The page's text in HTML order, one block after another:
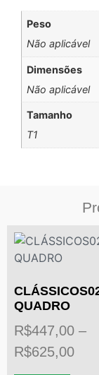
Peso
Não aplicável
Dimensões
Não aplicável
Tamanho
T1
QUADRO
R$447,00 –
R$625,00